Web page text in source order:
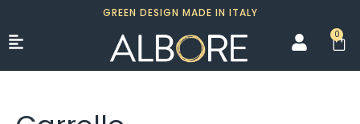
GREEN DESIGN MADE IN ITALY
0